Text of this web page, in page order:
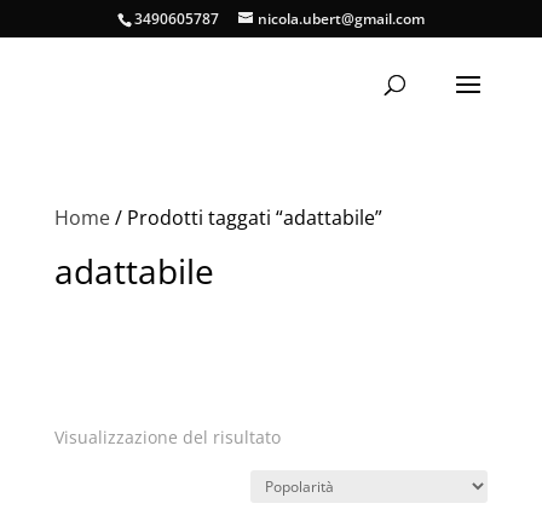
3490605787 nicola.ubert@gmail.com
Home/ Prodotti taggati “adattabile”
adattabile
Visualizzazione del risultato